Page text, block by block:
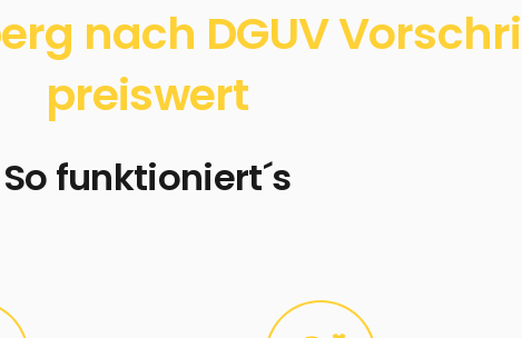
nach DGUV
preiswert
So funktioniert´s